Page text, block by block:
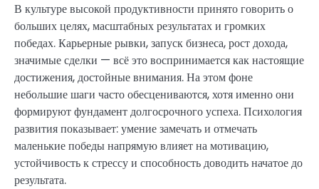
В культуре высокой продуктивности принято говорить о
больших целях, масштабных результатах и громких
победах. Карьерные рывки, запуск бизнеса, рост дохода,
значимые сделки — всё это воспринимается как настоящие
достижения, достойные внимания. На этом фоне
небольшие шаги часто обесцениваются, хотя именно они
формируют фундамент долгосрочного успеха. Психология
развития показывает: умение замечать и отмечать
маленькие победы напрямую влияет на мотивацию,
устойчивость к стрессу и способность доводить начатое до
результата.